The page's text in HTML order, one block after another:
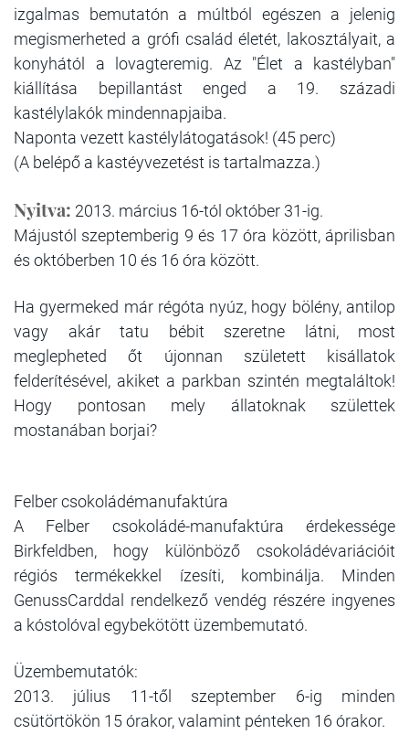
izgalmas bemutatón a múltból egészen a jelenig
megismerheted a grófi család életét, lakosztályait, a
konyhától a lovagteremig. Az "Élet a kastélyban"
kiállítása bepillantást enged a 19. századi
kastélylakók mindennapjaiba.
Naponta vezett kastélylátogatások! (45 perc)
(A belépő a kastéyvezetést is tartalmazza.)
Nyitva: 2013. március 16-tól október 31-ig.
Májustól szeptemberig 9 és 17 óra között, áprilisban
és októberben 10 és 16 óra között.
Ha gyermeked már régóta nyúz, hogy bölény, antilop
vagy akár tatu bébit szeretne látni, most
meglepheted őt újonnan született kisállatok
felderítésével, akiket a parkban szintén megtaláltok!
Hogy pontosan mely állatoknak születtek
mostanában borjai?
Felber csokoládémanufaktúra
A Felber csokoládé-manufaktúra érdekessége
Birkfeldben, hogy különböző csokoládévariációit
régiós termékekkel ízesíti, kombinálja. Minden
GenussCarddal rendelkező vendég részére ingyenes
a kóstolóval egybekötött üzembemutató.
Üzembemutatók:
2013. július 11-től szeptember 6-ig minden
csütörtökön 15 órakor, valamint pénteken 16 órakor.